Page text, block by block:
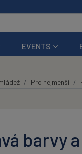
EVENTS
Pro nejmenší
barvy